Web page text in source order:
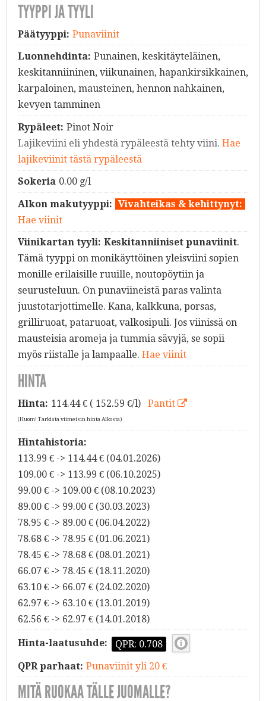
TYYPPI JA TYYLI
Päätyyppi: Punaviinit
Luonnehdinta: Punainen, keskitäyteläinen,
keskitanniininen, viikunainen, hapankirsikkainen,
karpaloinen, mausteinen, hennon nahkainen,
kevyen tamminen
Rypäleet: Pinot Noir
Lajikeviini eli yhdestä rypäleestä tehty viini. Hae
lajikeviinit tästä rypäleestä
Sokeria 0.00 g/l
Alkon makutyyppi: Vivahteikas & kehittynyt:
Hae viinit
Viinikartan tyyli: Keskitanniiniset punaviinit.
Tämä tyyppi on monikäyttöinen yleisviini sopien
monille erilaisille ruuille, noutopöytiin ja
seurusteluun. On punaviineistä paras valinta
juustotarjottimelle. Kana, kalkkuna, porsas,
grilliruoat, pataruoat, valkosipuli. Jos viinissä on
mausteisia aromeja ja tummia sävyjä, se sopii
myös riistalle ja lampaalle. Hae viinit
HINTA
Hinta: 114.44€ ( 152.59 €/l) Pantit
(Huom! Tarkista viimeisin hinta Alkosta)
Hintahistoria:
113.99 € -> 114.44 € (04.01.2026)
109.00 € -> 113.99 € (06.10.2025)
99.00 € -> 109.00 € (08.10.2023)
89.00 € -> 99.00 € (30.03.2023)
78.95 € -> 89.00 € (06.04.2022)
78.68 € -> 78.95 € (01.06.2021)
78.45 € -> 78.68 € (08.01.2021)
66.07 € -> 78.45 € (18.11.2020)
63.10 € -> 66.07 € (24.02.2020)
62.97 € -> 63.10 € (13.01.2019)
62.56 € -> 62.97 € (14.01.2018)
Hinta-laatusuhde:
QPR: 0.708
QPR parhaat: Punaviinit yli 20 €
MITÄ RUOKAA TÄLLE JUOMALLE?